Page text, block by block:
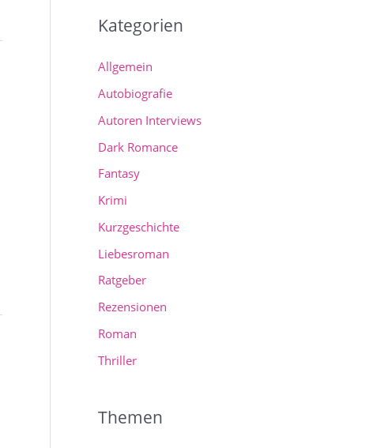
Kategorien
Allgemein
Autobiografie
Autoren Interviews
Dark Romance
Fantasy
Krimi
Kurzgeschichte
Liebesroman
Ratgeber
Rezensionen
Roman
Thriller
Themen